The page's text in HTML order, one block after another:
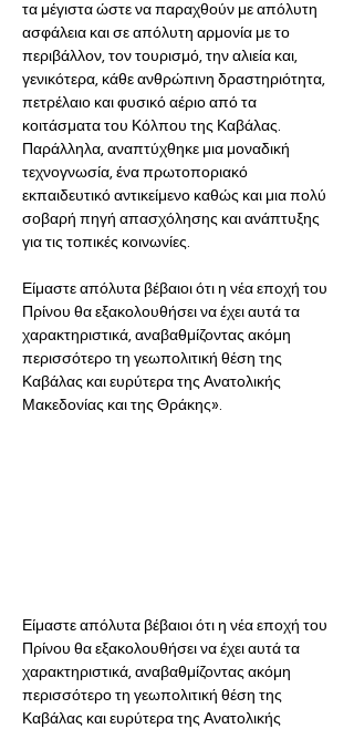
τα μέγιστα ώστε να παραχθούν με απόλυτη
ασφάλεια και σε απόλυτη αρμονία με το
περιβάλλον, τον τουρισμό, την αλιεία και,
γενικότερα, κάθε ανθρώπινη δραστηριότητα,
πετρέλαιο και φυσικό αέριο από τα
κοιτάσματα του Κόλπου της Καβάλας.
Παράλληλα, αναπτύχθηκε μια μοναδική
τεχνογνωσία, ένα πρωτοποριακό
εκπαιδευτικό αντικείμενο καθώς και μια πολύ
σοβαρή πηγή απασχόλησης και ανάπτυξης
για τις τοπικές κοινωνίες.
Είμαστε απόλυτα βέβαιοι ότι η νέα εποχή του
Πρίνου θα εξακολουθήσει να έχει αυτά τα
χαρακτηριστικά, αναβαθμίζοντας ακόμη
περισσότερο τη γεωπολιτική θέση της
Καβάλας και ευρύτερα της Ανατολικής
Μακεδονίας και της Θράκης».
Είμαστε απόλυτα βέβαιοι ότι η νέα εποχή του
Πρίνου θα εξακολουθήσει να έχει αυτά τα
χαρακτηριστικά, αναβαθμίζοντας ακόμη
περισσότερο τη γεωπολιτική θέση της
Καβάλας και ευρύτερα της Ανατολικής